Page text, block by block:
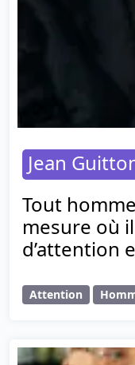
Jean
Tout
mesure où
d’attention
Attention